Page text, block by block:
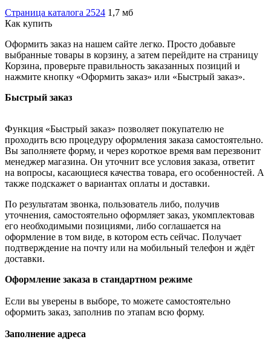
Страница каталога 2524 1,7 мб
Как купить
Оформить заказ на нашем сайте легко. Просто добавьте
выбранные товары в корзину, а затем перейдите на страницу
Корзина, проверьте правильность заказанных позиций и
нажмите кнопку «Оформить заказ» или «Быстрый заказ».
Быстрый заказ
Функция «Быстрый заказ» позволяет покупателю не
проходить всю процедуру оформления заказа самостоятельно.
Вы заполняете форму, и через короткое время вам перезвонит
менеджер магазина. Он уточнит все условия заказа, ответит
на вопросы, касающиеся качества товара, его особенностей. А
также подскажет о вариантах оплаты и доставки.
По результатам звонка, пользователь либо, получив
уточнения, самостоятельно оформляет заказ, укомплектовав
его необходимыми позициями, либо соглашается на
оформление в том виде, в котором есть сейчас. Получает
подтверждение на почту или на мобильный телефон и ждёт
доставки.
Оформление заказа в стандартном режиме
Если вы уверены в выборе, то можете самостоятельно
оформить заказ, заполнив по этапам всю форму.
Заполнение адреса